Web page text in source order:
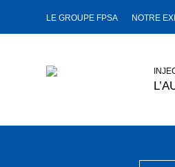
LE GROUPE FPSA NOTRE